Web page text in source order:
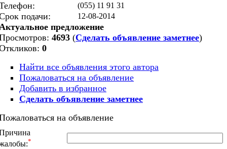
(055) 11 91 31
подачи: 12-08-2014
предложение
4693 (Сделать объявление заметнее)
0
Найти все объявления этого автора
Пожаловаться на объявление
Добавить в избранное
Сделать объявление заметнее
на объявление
*